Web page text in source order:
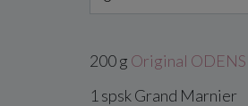
200g Original
1 spsk Grand Marnier